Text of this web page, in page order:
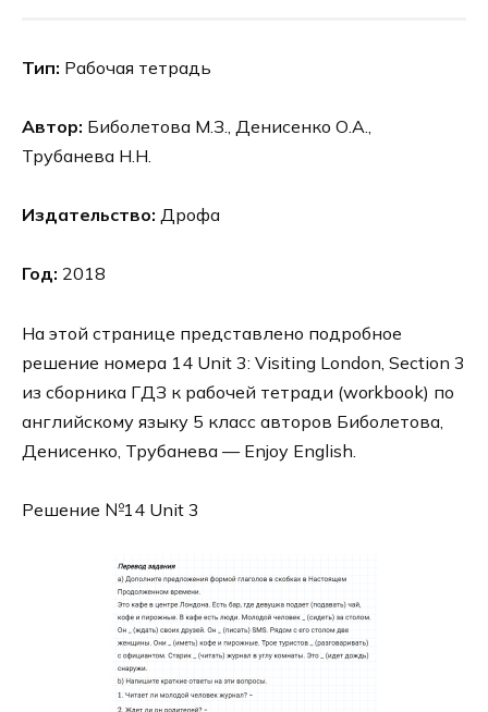
Тип: Рабочая тетрадь
Автор: Биболетова М.З., Денисенко О.А.,
Трубанева Н.Н.
Издательство: Дрофа
Год: 2018
На этой странице представлено подробное
решение номера 14 Unit 3: Visiting London, Section 3
из сборника ГДЗ к рабочей тетради (workbook) по
английскому языку 5 класс авторов Биболетова,
Денисенко, Трубанева — Enjoy English.
Решение №14 Unit 3